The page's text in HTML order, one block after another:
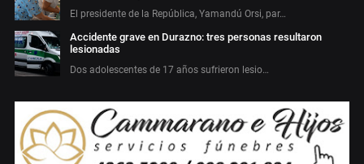
El presidente de la República, Yamandú Orsi, par…
Accidente grave en Durazno: tres personas resultaron
lesionadas
Dos adolescentes de 17 años sufrieron lesio…